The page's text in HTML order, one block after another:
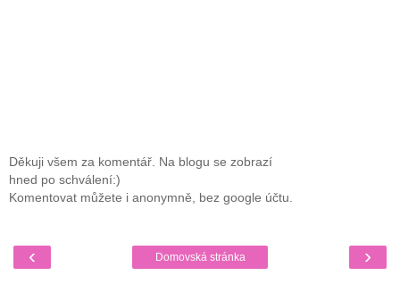
Děkuji všem za komentář. Na blogu se zobrazí
hned po schválení:)
Komentovat můžete i anonymně, bez google účtu.
‹ ›
Domovská stránka